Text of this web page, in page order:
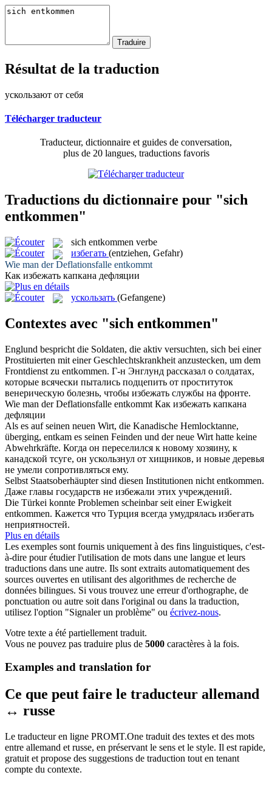
Résultat de la traduction
ускользают от себя
Télécharger traducteur
Traducteur, dictionnaire et guides de conversation,
plus de 20 langues, traductions favoris
Traductions du dictionnaire pour "sich
entkommen"
sich entkommen verbe
избегать (entziehen, Gefahr)
Wie man der Deflationsfalle entkommt
Как избежать капкана дефляции
ускользать (Gefangene)
Contextes avec "sich entkommen"
Englund bespricht die Soldaten, die aktiv versuchten, sich bei einer
Prostituierten mit einer Geschlechtskrankheit anzustecken, um dem
Frontdienst zu entkommen. Г-н Энглунд рассказал о солдатах,
которые всячески пытались подцепить от проституток
венерическую болезнь, чтобы избежать службы на фронте.
Wie man der Deflationsfalle entkommt Как избежать капкана
дефляции
Als es auf seinen neuen Wirt, die Kanadische Hemlocktanne,
überging, entkam es seinen Feinden und der neue Wirt hatte keine
Abwehrkräfte. Когда он переселился к новому хозяину, к
канадской тсуге, он ускользнул от хищников, и новые деревья
не умели сопротивляться ему.
Selbst Staatsoberhäupter sind diesen Institutionen nicht entkommen.
Даже главы государств не избежали этих учреждений.
Die Türkei konnte Problemen scheinbar seit einer Ewigkeit
entkommen. Кажется что Турция всегда умудрялась избегать
неприятностей.
Plus en détails
Les exemples sont fournis uniquement à des fins linguistiques, c'est-
à-dire pour étudier l'utilisation de mots dans une langue et leurs
traductions dans une autre. Ils sont extraits automatiquement des
sources ouvertes en utilisant des algorithmes de recherche de
données bilingues. Si vous trouvez une erreur d'orthographe, de
ponctuation ou autre soit dans l'original ou dans la traduction,
utilisez l'option "Signaler un problème" ou écrivez-nous.
Votre texte a été partiellement traduit.
Vous ne pouvez pas traduire plus de 5000 caractères à la fois.
Examples and translation for
Ce que peut faire le traducteur allemand
↔ russe
Le traducteur en ligne PROMT.One traduit des textes et des mots
entre allemand et russe, en préservant le sens et le style. Il est rapide,
gratuit et propose des suggestions de traduction tout en tenant
compte du contexte.